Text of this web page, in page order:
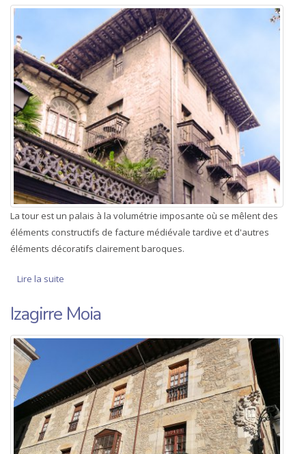
La tour est un palais à la volumétrie imposante où se mêlent des
éléments constructifs de facture médiévale tardive et d'autres
éléments décoratifs clairement baroques.
Lire la suite
Izagirre Moia